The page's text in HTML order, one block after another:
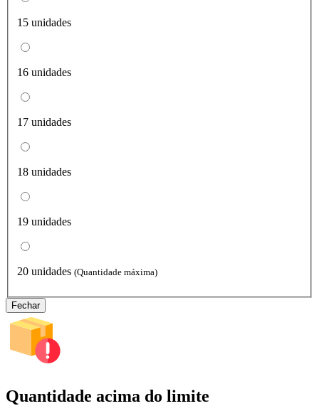
15 unidades
16 unidades
17 unidades
18 unidades
19 unidades
20 unidades (Quantidade máxima)
Fechar
Quantidade acima do limite